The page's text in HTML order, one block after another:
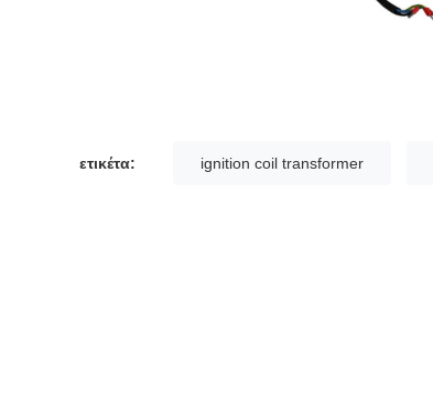
ετικέτα: ignition coil transformer